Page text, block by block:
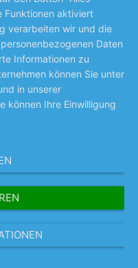
Funktionen aktiviert
verarbeiten wir und die
Daten
Informationen zu
können Sie unter
in unserer
können Ihre Einwilligung